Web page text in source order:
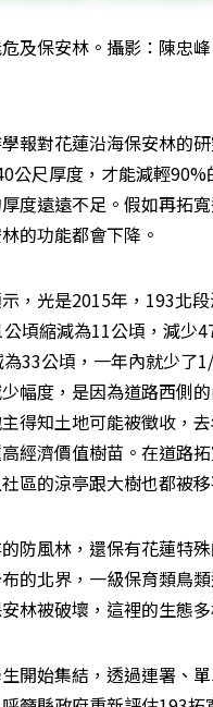
及保安林。攝影：陳忠
報對花蓮沿海保安林的
公尺厚度，才能減輕90%
度遠遠不足。假如再拓
的功能都會下降。
，光是2015年，193北
頃縮減為11公頃，減少
33公頃，一年內就少了
幅度，是因為道路西側
得知土地可能被徵收，
經濟價值樹苗。在道路拓
區的涼亭跟大樹也都被移
防風林，還保有花蓮特
的北界，一級保育類鳥
林被破壞，這裡的生態
開始集結，透過連署、